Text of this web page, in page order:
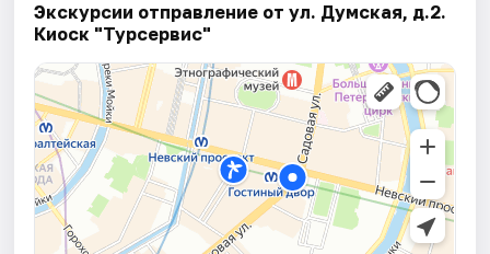
Экскурсии отправление от ул. Думская, д.2.
Киоск "Турсервис"